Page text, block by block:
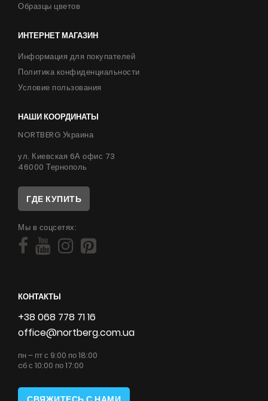
Образцы цветов
ИНТЕРНЕТ МАГАЗИН
Информация для покупателей
Политика конфиденциальности
Условие пользования
НАШИ КООРДИНАТЫ
NORTBERG Украина
ул. Киевская 6А офис 73
46000 Тернополь
ГДЕ КУПИТЬ
Мы в соцсетях:
КОНТАКТЫ
+38 068 778 71 16
office@nortberg.com.ua
пн – пт с 9:00 по 18:00
cб с 10:00 по 17:00